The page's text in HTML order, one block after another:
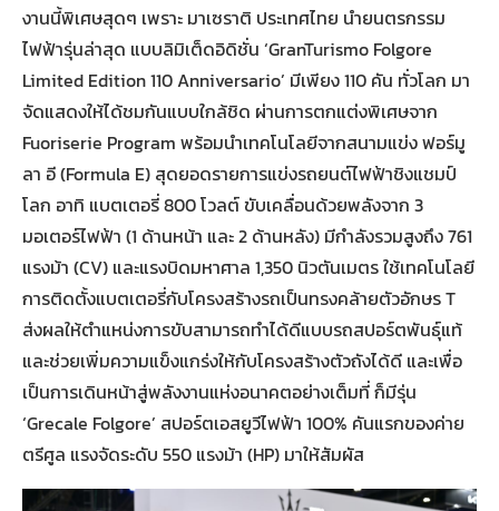
งานนี้พิเศษสุดๆ เพราะ มาเซราติ ประเทศไทย นำยนตรกรรม
ไฟฟ้ารุ่นล่าสุด แบบลิมิเต็ดอิดิชั่น ‘GranTurismo Folgore
Limited Edition 110 Anniversario’ มีเพียง 110 คัน ทั่วโลก มา
จัดแสดงให้ได้ชมกันแบบใกล้ชิด ผ่านการตกแต่งพิเศษจาก
Fuoriserie Program พร้อมนำเทคโนโลยีจากสนามแข่ง ฟอร์มู
ลา อี (Formula E) สุดยอดรายการแข่งรถยนต์ไฟฟ้าชิงแชมป์
โลก อาทิ แบตเตอรี่ 800 โวลต์ ขับเคลื่อนด้วยพลังจาก 3
มอเตอร์ไฟฟ้า (1 ด้านหน้า และ 2 ด้านหลัง) มีกำลังรวมสูงถึง 761
แรงม้า (CV) และแรงบิดมหาศาล 1,350 นิวตันเมตร ใช้เทคโนโลยี
การติดตั้งแบตเตอรี่กับโครงสร้างรถเป็นทรงคล้ายตัวอักษร T
ส่งผลให้ตำแหน่งการขับสามารถทำได้ดีแบบรถสปอร์ตพันธุ์แท้
และช่วยเพิ่มความแข็งแกร่งให้กับโครงสร้างตัวถังได้ดี และเพื่อ
เป็นการเดินหน้าสู่พลังงานแห่งอนาคตอย่างเต็มที่ ก็มีรุ่น
‘Grecale Folgore’ สปอร์ตเอสยูวีไฟฟ้า 100% คันแรกของค่าย
ตรีศูล แรงจัดระดับ 550 แรงม้า (HP) มาให้สัมผัส